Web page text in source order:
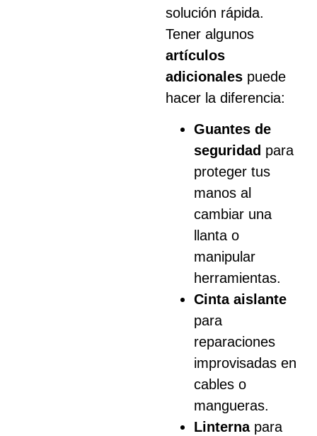
solución rápida.
Tener algunos
artículos
adicionales puede
hacer la diferencia:
Guantes de
seguridad para
proteger tus
manos al
cambiar una
llanta o
manipular
herramientas.
Cinta aislante
para
reparaciones
improvisadas en
cables o
mangueras.
Linternapara